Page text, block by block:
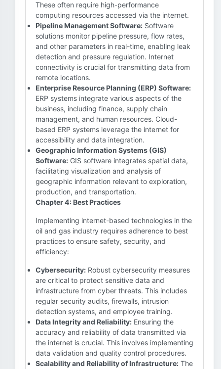
These often require high-performance
computing resources accessed via the internet.
Pipeline Management Software: Software
solutions monitor pipeline pressure, flow rates,
and other parameters in real-time, enabling leak
detection and pressure regulation. Internet
connectivity is crucial for transmitting data from
remote locations.
Enterprise Resource Planning (ERP) Software:
ERP systems integrate various aspects of the
business, including finance, supply chain
management, and human resources. Cloud-
based ERP systems leverage the internet for
accessibility and data integration.
Geographic Information Systems (GIS)
Software: GIS software integrates spatial data,
facilitating visualization and analysis of
geographic information relevant to exploration,
production, and transportation.
Chapter 4: Best Practices
Implementing internet-based technologies in the
oil and gas industry requires adherence to best
practices to ensure safety, security, and
efficiency:
Cybersecurity: Robust cybersecurity measures
are critical to protect sensitive data and
infrastructure from cyber threats. This includes
regular security audits, firewalls, intrusion
detection systems, and employee training.
Data Integrity and Reliability: Ensuring the
accuracy and reliability of data transmitted via
the internet is crucial. This involves implementing
data validation and quality control procedures.
Scalability and Reliability of Infrastructure: The